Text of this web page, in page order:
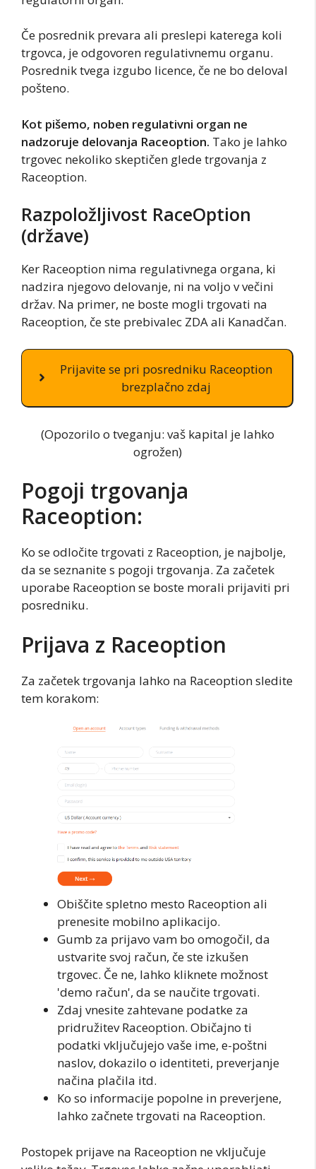
Če posrednik prevara ali preslepi katerega koli
trgovca, je odgovoren regulativnemu organu.
Posrednik tvega izgubo licence, če ne bo deloval
pošteno.
Kot pišemo, noben regulativni organ ne
nadzoruje delovanja Raceoption. Tako je lahko
trgovec nekoliko skeptičen glede trgovanja z
Raceoption.
Razpoložljivost RaceOption
(države)
Ker Raceoption nima regulativnega organa, ki
nadzira njegovo delovanje, ni na voljo v večini
držav. Na primer, ne boste mogli trgovati na
Raceoption, če ste prebivalec ZDA ali Kanadčan.
Prijavite se pri posredniku Raceoption
brezplačno zdaj
(Opozorilo o tveganju: vaš kapital je lahko
ogrožen)
Pogoji trgovanja
Raceoption:
Ko se odločite trgovati z Raceoption, je najbolje,
da se seznanite s pogoji trgovanja. Za začetek
uporabe Raceoption se boste morali prijaviti pri
posredniku.
Prijava z Raceoption
Za začetek trgovanja lahko na Raceoption sledite
tem korakom:
Obiščite spletno mesto Raceoption ali
prenesite mobilno aplikacijo.
Gumb za prijavo vam bo omogočil, da
ustvarite svoj račun, če ste izkušen
trgovec. Če ne, lahko kliknete možnost
'demo račun', da se naučite trgovati.
Zdaj vnesite zahtevane podatke za
pridružitev Raceoption. Običajno ti
podatki vključujejo vaše ime, e-poštni
naslov, dokazilo o identiteti, preverjanje
načina plačila itd.
Ko so informacije popolne in preverjene,
lahko začnete trgovati na Raceoption.
Postopek prijave na Raceoption ne vključuje